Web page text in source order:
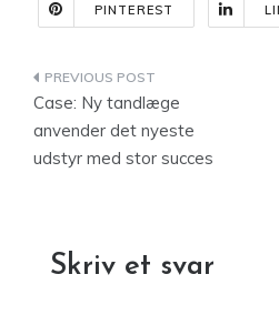
PINTEREST
Indlægsnavigation
Case: Ny tandlæge
anvender det nyeste
udstyr med stor succes
Skriv et svar